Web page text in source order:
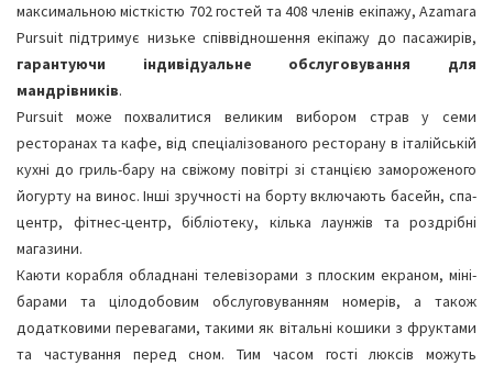
максимальною місткістю 702 гостей та 408 членів екіпажу, Azamara
Pursuit підтримує низьке співвідношення екіпажу до пасажирів,
гарантуючи індивідуальне обслуговування для
мандрівників.
Pursuit може похвалитися великим вибором страв у семи
ресторанах та кафе, від спеціалізованого ресторану в італійській
кухні до гриль-бару на свіжому повітрі зі станцією замороженого
йогурту на винос. Інші зручності на борту включають басейн, спа-
центр, фітнес-центр, бібліотеку, кілька лаунжів та роздрібні
магазини.
Каюти корабля обладнані телевізорами з плоским екраном, міні-
барами та цілодобовим обслуговуванням номерів, а також
додатковими перевагами, такими як вітальні кошики з фруктами
та частування перед сном. Тим часом гості люксів можуть